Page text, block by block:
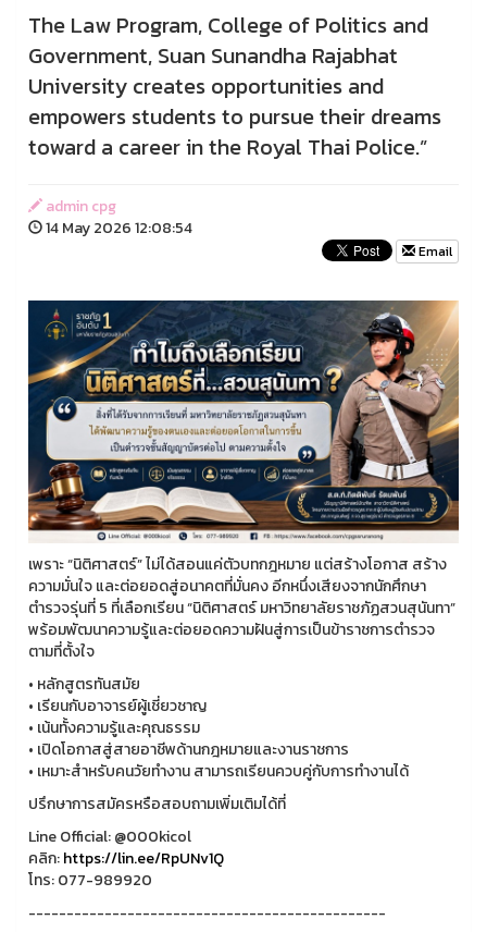
The Law Program, College of Politics and
Government, Suan Sunandha Rajabhat
University creates opportunities and
empowers students to pursue their dreams
toward a career in the Royal Thai Police.”
admin cpg
14 May 2026 12:08:54
Email
เพราะ “นิติศาสตร์” ไม่ได้สอนแค่ตัวบทกฎหมาย แต่สร้างโอกาส สร้าง
ความมั่นใจ และต่อยอดสู่อนาคตที่มั่นคง อีกหนึ่งเสียงจากนักศึกษา
ตำรวจรุ่นที่ 5 ที่เลือกเรียน “นิติศาสตร์ มหาวิทยาลัยราชภัฏสวนสุนันทา”
พร้อมพัฒนาความรู้และต่อยอดความฝันสู่การเป็นข้าราชการตำรวจ
ตามที่ตั้งใจ
• หลักสูตรทันสมัย
• เรียนกับอาจารย์ผู้เชี่ยวชาญ
• เน้นทั้งความรู้และคุณธรรม
• เปิดโอกาสสู่สายอาชีพด้านกฎหมายและงานราชการ
• เหมาะสำหรับคนวัยทำงาน สามารถเรียนควบคู่กับการทำงานได้
ปรึกษาการสมัครหรือสอบถามเพิ่มเติมได้ที่
Line Official: @000kicol
คลิก:https://lin.ee/RpUNv1Q
โทร: 077-989920
-----------------------------------------------